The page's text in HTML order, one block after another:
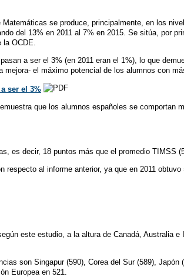
se produce, principalmente, en los
del 13% en 2011 al 7% en 2015. Se sitúa, por
la OCDE.
a ser el 3% (en 2011 eran el 1%), lo que
mejora- el máximo potencial de los alumnos con
ser el 3%
que los alumnos españoles se comportan
es decir, 18 puntos más que el promedio TIMSS
respecto al informe anterior, ya que en 2011
este estudio, a la altura de Canadá, Australia
son Singapur (590), Corea del Sur (589),
Europea en 521.